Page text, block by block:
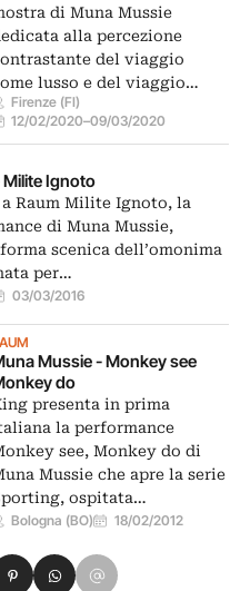
di Muna Mussie
alla percezione
del viaggio
lusso e del viaggio…
Firenze (FI)
12/02/2020–09/03/2020
Ignoto
Raum Milite Ignoto, la
di Muna Mussie,
scenica dell’omonima
per…
03/03/2016
Mussie - Monkey see
do
presenta in prima
la performance
see, Monkey do di
Mussie che apre la serie
ospitata…
Bologna (BO) 18/02/2012
Xsu LinkedIn
su Pinterest
Condividi su WhatsApp
Condividi su Email